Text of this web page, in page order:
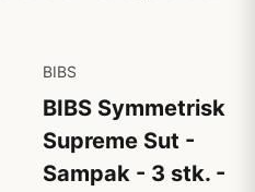
BIBS
BIBS Symmetrisk
Supreme Sut -
Sampak - 3 stk. -